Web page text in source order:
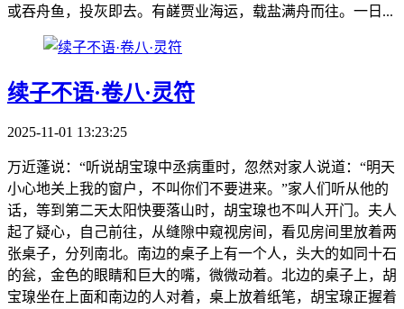
或吞舟鱼，投灰即去。有鹾贾业海运，载盐满舟而往。一日...
续子不语·卷八·灵符
2025-11-01 13:23:25
万近蓬说：“听说胡宝瑔中丞病重时，忽然对家人说道：“明天
小心地关上我的窗户，不叫你们不要进来。”家人们听从他的
话，等到第二天太阳快要落山时，胡宝瑔也不叫人开门。夫人
起了疑心，自己前往，从缝隙中窥视房间，看见房间里放着两
张桌子，分列南北。南边的桌子上有一个人，头大的如同十石
的瓮，金色的眼睛和巨大的嘴，微微动着。北边的桌子上，胡
宝瑔坐在上面和南边的人对着，桌上放着纸笔，胡宝瑔正握着